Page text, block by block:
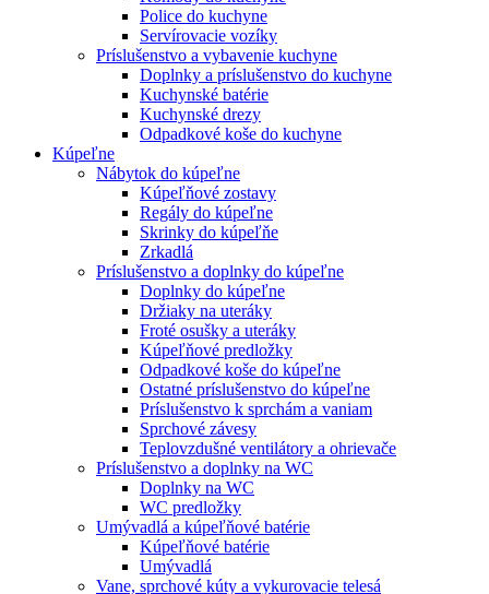
Police do kuchyne
Servírovacie vozíky
Príslušenstvo a vybavenie kuchyne
Doplnky a príslušenstvo do kuchyne
Kuchynské batérie
Kuchynské drezy
Odpadkové koše do kuchyne
Kúpeľne
Nábytok do kúpeľne
Kúpeľňové zostavy
Regály do kúpeľne
Skrinky do kúpeľňe
Zrkadlá
Príslušenstvo a doplnky do kúpeľne
Doplnky do kúpeľne
Držiaky na uteráky
Froté osušky a uteráky
Kúpeľňové predložky
Odpadkové koše do kúpeľne
Ostatné príslušenstvo do kúpeľne
Príslušenstvo k sprchám a vaniam
Sprchové závesy
Teplovzdušné ventilátory a ohrievače
Príslušenstvo a doplnky na WC
Doplnky na WC
WC predložky
Umývadlá a kúpeľňové batérie
Kúpeľňové batérie
Umývadlá
Vane, sprchové kúty a vykurovacie telesá